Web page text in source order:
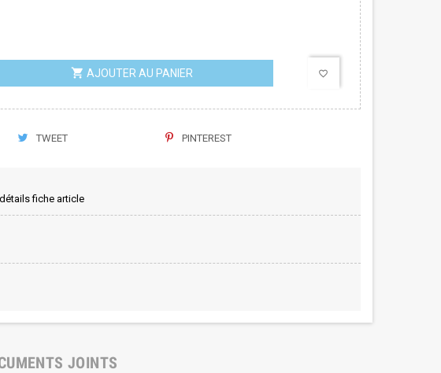
shopping_cart AJOUTER AU PANIER favorite_border
TWEET PINTEREST
fiche article
JOINTS